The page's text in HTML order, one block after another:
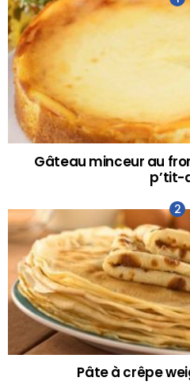
Gâteau minceur au
p’tit-
Pâte à crêpe